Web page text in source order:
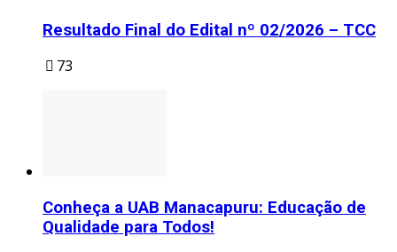
Resultado Final do Edital nº 02/2026 – TCC
73
Conheça a UAB Manacapuru: Educação de
Qualidade para Todos!